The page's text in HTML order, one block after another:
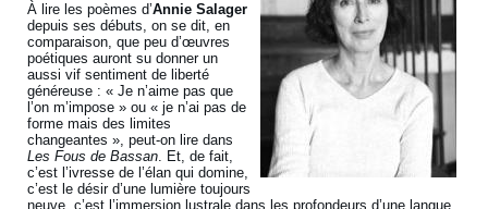
À lire les poèmes d’Annie Salager
depuis ses débuts, on se dit, en
comparaison, que peu d’œuvres
poétiques auront su donner un
aussi vif sentiment de liberté
généreuse : « Je n’aime pas que
l’on m’impose » ou « je n’ai pas de
forme mais des limites
changeantes », peut-on lire dans
Les Fous de Bassan. Et, de fait,
c’est l’ivresse de l’élan qui domine,
c’est le désir d’une lumière toujours
neuve, c’est l’immersion lustrale dans les profondeurs d’une langue